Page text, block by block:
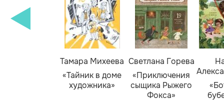
Тамара Михеева
«Тайник в доме
художника»
Светлана Горева
«Приключения
сыщика Рыжего
Фокса»